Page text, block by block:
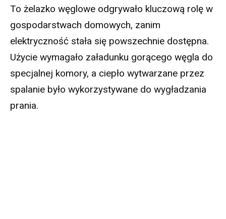
To żelazko węglowe odgrywało kluczową rolę w
gospodarstwach domowych, zanim
elektryczność stała się powszechnie dostępna.
Użycie wymagało załadunku gorącego węgla do
specjalnej komory, a ciepło wytwarzane przez
spalanie było wykorzystywane do wygładzania
prania.